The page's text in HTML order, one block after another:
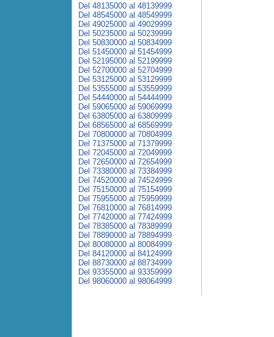
Del 48135000 al 48139999
Del 48545000 al 48549999
Del 49025000 al 49029999
Del 50235000 al 50239999
Del 50830000 al 50834999
Del 51450000 al 51454999
Del 52195000 al 52199999
Del 52700000 al 52704999
Del 53125000 al 53129999
Del 53555000 al 53559999
Del 54440000 al 54444999
Del 59065000 al 59069999
Del 63805000 al 63809999
Del 68565000 al 68569999
Del 70800000 al 70804999
Del 71375000 al 71379999
Del 72045000 al 72049999
Del 72650000 al 72654999
Del 73380000 al 73384999
Del 74520000 al 74524999
Del 75150000 al 75154999
Del 75955000 al 75959999
Del 76810000 al 76814999
Del 77420000 al 77424999
Del 78385000 al 78389999
Del 78890000 al 78894999
Del 80080000 al 80084999
Del 84120000 al 84124999
Del 88730000 al 88734999
Del 93355000 al 93359999
Del 98060000 al 98064999